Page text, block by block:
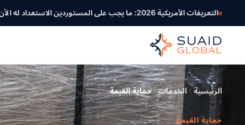
التعريفات الأمريكية 2026: ما يجب على المستوردين الاستعداد له الآن
الرئيسية الخدمات حماية القيمة
حماية القيمة